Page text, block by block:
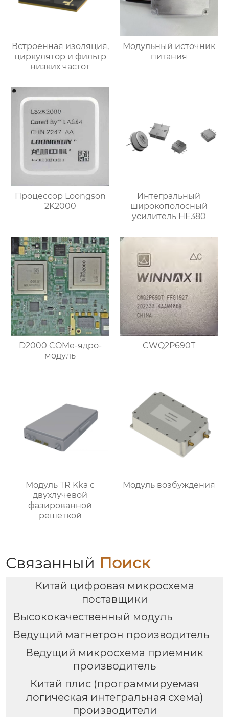
Встроенная изоляция,
циркулятор и фильтр
низких частот
Модульный источник
питания
Процессор Loongson
2K2000
Интегральный
широкополосный
усилитель HE380
D2000 COMe-ядро-
модуль
CWQ2P690T
Модуль TR Kka с
двухлучевой
фазированной
решеткой
Модуль возбуждения
Связанный Поиск
Китай цифровая микросхема
поставщики
Высококачественный модуль
Ведущий магнетрон производитель
Ведущий микросхема приемник
производитель
Китай плис (программируемая
логическая интегральная схема)
производители